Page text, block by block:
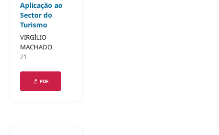
Aplicação ao
Sector do
Turismo
VIRGÍLIO
MACHADO
21
PDF